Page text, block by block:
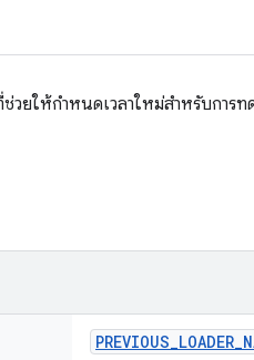
วยให้กำหนดเวลาใหม่สำหรับการ
PREVIOUS_LOADER_